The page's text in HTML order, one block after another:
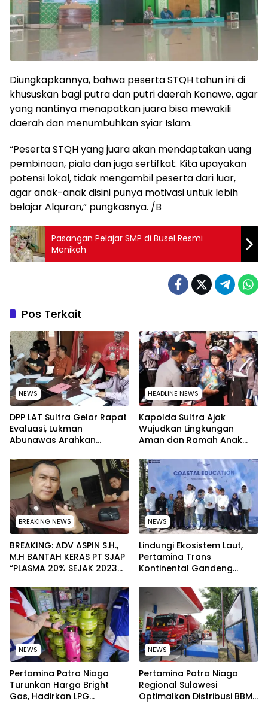
Diungkapkannya, bahwa peserta STQH tahun ini di
khususkan bagi putra dan putri daerah Konawe, agar
yang nantinya menapatkan juara bisa mewakili
daerah dan menumbuhkan syiar Islam.
“Peserta STQH yang juara akan mendaptakan uang
pembinaan, piala dan juga sertifkat. Kita upayakan
potensi lokal, tidak mengambil peserta dari luar,
agar anak-anak disini punya motivasi untuk lebih
belajar Alquran,” pungkasnya. /B
Pasangan Pelajar SMP di Busel Resmi
Menikah
Pos Terkait
NEWS
‎DPP LAT Sultra Gelar Rapat
Evaluasi, Lukman
Abunawas Arahkan
Secara Rutin dan
Menyeluruh
HEADLINE NEWS
Kapolda Sultra Ajak
Wujudkan Lingkungan
Aman dan Ramah Anak
Nasional 2026
BREAKING NEWS
BREAKING: ADV ASPIN S.H.,
M.H BANTAH KERAS PT SJAP
“PLASMA 20% SEJAK 2023
WARGA WAWOONE!
NEWS
Lindungi Ekosistem Laut,
Pertamina Trans
Kontinental Gandeng
Kebersihan Pantai di
Bitung, Sulawesi
NEWS
Pertamina Patra Niaga
Turunkan Harga Bright
Gas, Hadirkan LPG
NEWS
Pertamina Patra Niaga
Regional Sulawesi
Optimalkan Distribusi BBM